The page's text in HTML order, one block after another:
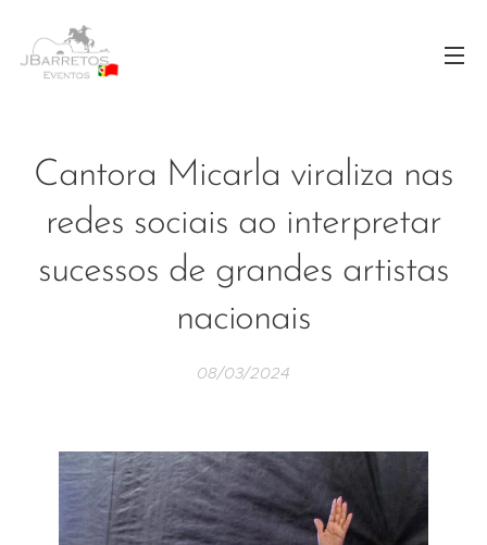
Cantora Micarla viraliza nas
redes sociais ao interpretar
sucessos de grandes artistas
nacionais
08/03/2024